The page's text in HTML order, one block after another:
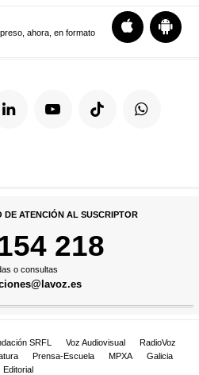
ahora, en formato
DE ATENCIÓN AL SUSCRIPTOR
218
o consultas
SRFL Voz Audiovisual
RadioVoz
Prensa-Escuela MPXA
Galicia
Editorial